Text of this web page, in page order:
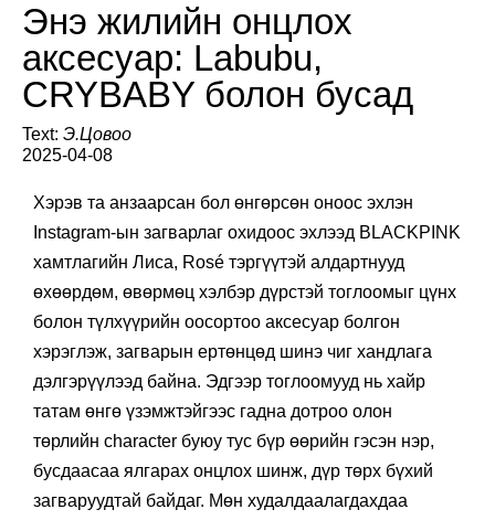
Энэ жилийн онцлох
аксесуар: Labubu,
CRYBABY болон бусад
Text: Э.Цовоо
2025-04-08
Хэрэв та анзаарсан бол өнгөрсөн оноос эхлэн
Instagram-ын загварлаг охидоос эхлээд BLACKPINK
хамтлагийн Лиса, Rosé тэргүүтэй алдартнууд
өхөөрдөм, өвөрмөц хэлбэр дүрстэй тоглоомыг цүнх
болон түлхүүрийн оосортоо аксесуар болгон
хэрэглэж, загварын ертөнцөд шинэ чиг хандлага
дэлгэрүүлээд байна. Эдгээр тоглоомууд нь хайр
татам өнгө үзэмжтэйгээс гадна дотроо олон
төрлийн character буюу тус бүр өөрийн гэсэн нэр,
бусдаасаа ялгарах онцлох шинж, дүр төрх бүхий
загваруудтай байдаг. Мөн худалдаалагдахдаа